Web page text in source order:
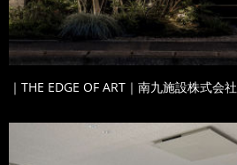
｜THE EDGE OF ART｜南九施設株式会社